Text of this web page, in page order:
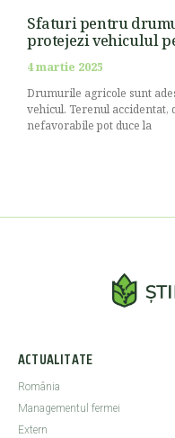
Sfaturi pentru
protejezi vehiculul
4 martie 2025
Drumurile agricole sunt
vehicul. Terenul
nefavorabile pot duce la
ACTUALITATE
România
Managementul fermei
Extern